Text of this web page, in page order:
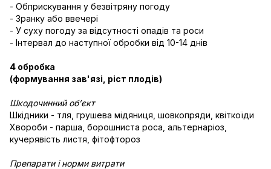
- Обприскування у безвітряну погоду
- Зранку або ввечері
- У суху погоду за відсутності опадів та роси
- Інтервал до наступної обробки від 10-14 днів
4 обробка
(формування зав'язі, ріст плодів)
Шкодочинний об’єкт
Шкідники - тля, грушева мідяниця, шовкопряди, квіткоїди
Хвороби - парша, борошниста роса, альтернаріоз,
кучерявість листя, фітофтороз
Препарати і норми витрати